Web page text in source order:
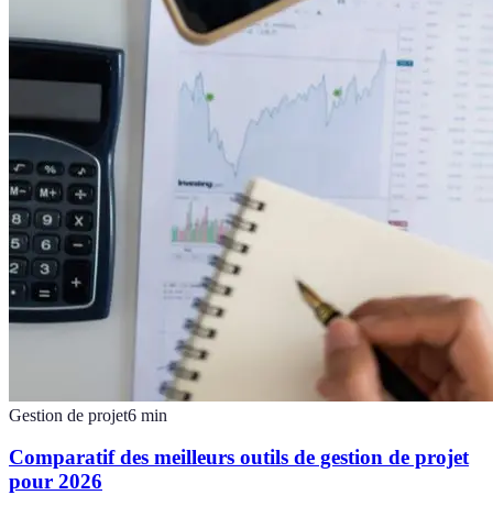
Gestion de projet6 min
Comparatif des meilleurs outils de gestion de projet
pour 2026